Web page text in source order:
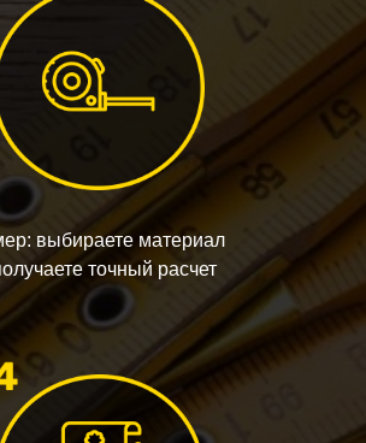
выбираете материал
точный расчет